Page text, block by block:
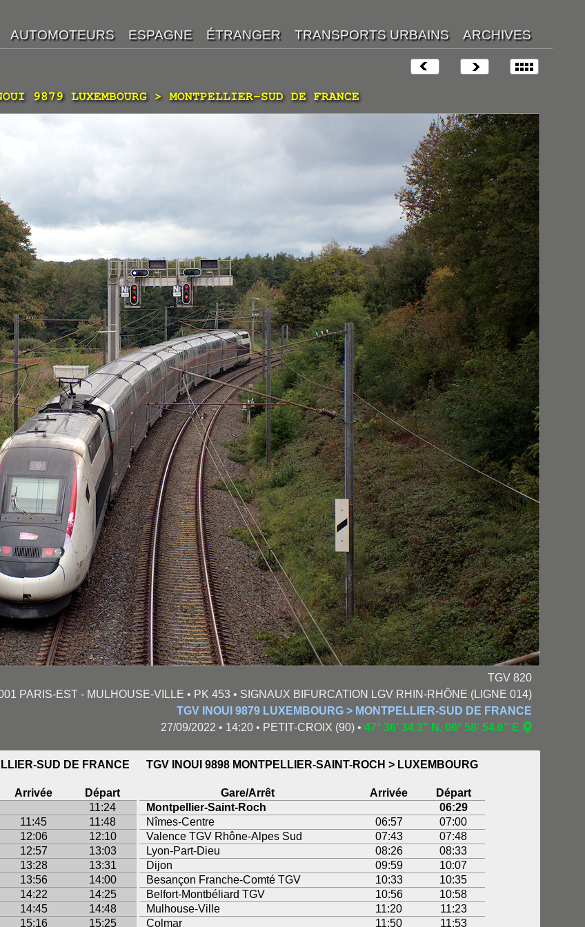
9879 LUXEMBOURG > MONTPELLIER-SUD DE FRANCE
TGV 820
PARIS-EST - MULHOUSE-VILLE • PK 453 • SIGNAUX BIFURCATION LGV RHIN-RHÔNE (LIGNE 014)
TGV INOUI 9879 LUXEMBOURG > MONTPELLIER-SUD DE FRANCE
27/09/2022 • 14:20 • PETIT-CROIX (90) • 47° 36' 34.3" N, 06° 58' 54.6" E
SUD DE FRANCE TGV INOUI 9898 MONTPELLIER-SAINT-ROCH > LUXEMBOURG
Arrivée Départ Gare/Arrêt Arrivée
Départ
11:24 Montpellier-Saint-Roch
06:29
11:45 11:48 Nîmes-Centre 06:57
07:00
12:06 12:10 Valence TGV Rhône-Alpes Sud 07:43
07:48
12:57 13:03 Lyon-Part-Dieu 08:26
08:33
13:28 13:31 Dijon 09:59
10:07
13:56 14:00 Besançon Franche-Comté TGV 10:33
10:35
14:22 14:25 Belfort-Montbéliard TGV 10:56
10:58
14:45 14:48 Mulhouse-Ville 11:20
11:23
15:16 15:25 Colmar 11:50 11:53